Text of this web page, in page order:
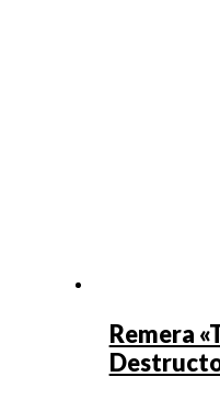
Remera